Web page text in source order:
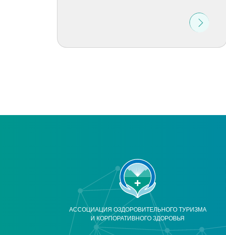
АССОЦИАЦИЯ ОЗДОРОВИТЕЛЬНОГО ТУРИЗМА
И КОРПОРАТИВНОГО ЗДОРОВЬЯ